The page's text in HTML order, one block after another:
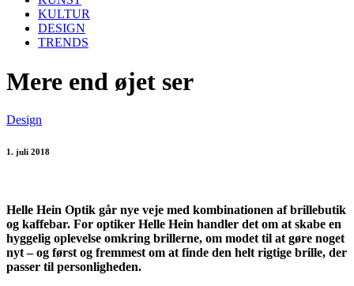
KULTUR
DESIGN
TRENDS
Mere end øjet ser
Design
1. juli 2018
Helle Hein Optik går nye veje med kombinationen af brillebutik
og kaffebar. For optiker Helle Hein handler det om at skabe en
hyggelig oplevelse omkring brillerne, om modet til at gøre noget
nyt – og først og fremmest om at finde den helt rigtige brille, der
passer til personligheden.